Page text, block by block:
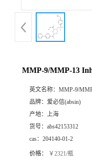
MMP-9/MMP-13
英文名称： MMP-9/
品牌： 爱必信(absin)
产地： 上海
货号： abs42153312
cas： 204140-01-2
价格： ￥2321/瓶